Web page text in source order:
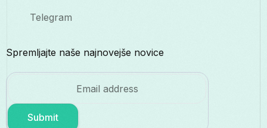
Telegram
Spremljajte naše najnovejše novice
Submit